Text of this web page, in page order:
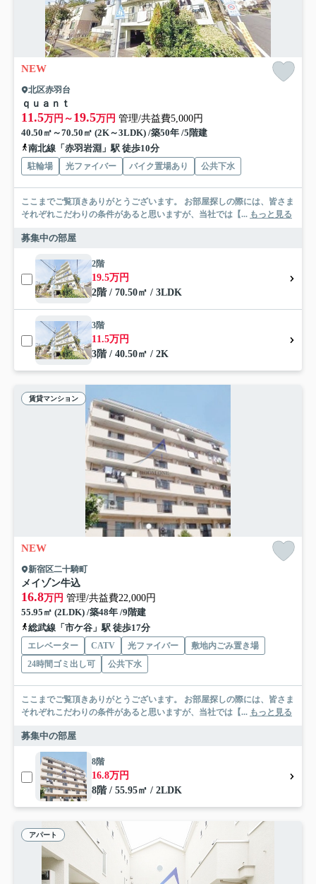
NEW
北区赤羽台
ｑｕａｎｔ
11.5万円～ 19.5万円 管理/共益費5,000円
40.50㎡～70.50㎡ (2K～3LDK) /築50年 /5階建
南北線「赤羽岩淵」駅 徒歩10分
駐輪場 光ファイバー バイク置場あり 公共下水
ここまでご覧頂きありがとうございます。 お部屋探しの際には、皆さま
それぞれこだわりの条件があると思いますが、当社では【... もっと見る
募集中の部屋
2階
19.5万円
2階 / 70.50㎡ / 3LDK
3階
11.5万円
3階 / 40.50㎡ / 2K
賃貸マンション
NEW
新宿区二十騎町
メイゾン牛込
16.8万円 管理/共益費22,000円
55.95㎡ (2LDK) /築48年 /9階建
総武線「市ケ谷」駅 徒歩17分
エレベーター CATV 光ファイバー
敷地内ごみ置き場
24時間ゴミ出し可
公共下水
ここまでご覧頂きありがとうございます。 お部屋探しの際には、皆さま
それぞれこだわりの条件があると思いますが、当社では【... もっと見る
募集中の部屋
8階
16.8万円
8階 / 55.95㎡ / 2LDK
アパート